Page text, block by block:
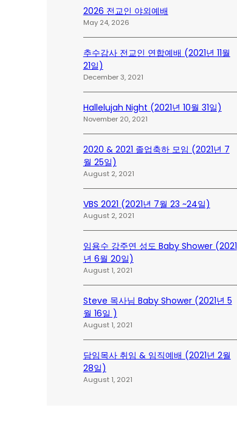
2026 전교인 야외예배
May 24, 2026
추수감사 전교인 연합예배 (2021년 11월
21일)
December 3, 2021
Hallelujah Night (2021년 10월 31일)
November 20, 2021
2020 & 2021 졸업축하 모임 (2021년 7
월 25일)
August 2, 2021
VBS 2021 (2021년 7월 23 ~24일)
August 2, 2021
임용수 강주연 성도 Baby Shower (2021
년 6월 20일)
August 1, 2021
Steve 목사님 Baby Shower (2021년 5
월 16일 )
August 1, 2021
담임목사 취임 & 임직예배 (2021년 2월
28일)
August 1, 2021